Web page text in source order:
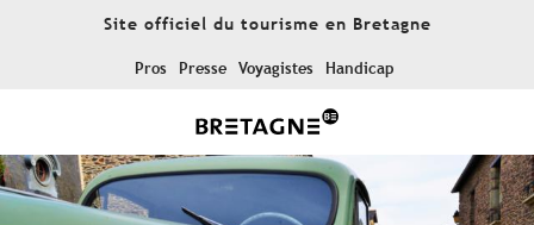
Site officiel du tourisme en Bretagne
Pros Presse Voyagistes Handicap